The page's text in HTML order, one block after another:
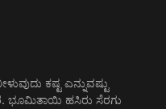
ಕಷ್ಟ ಎನ್ನುವಷ್ಟು
ಭೂಮಿತಾಯಿ ಹಸಿರು ಸೆರಗು